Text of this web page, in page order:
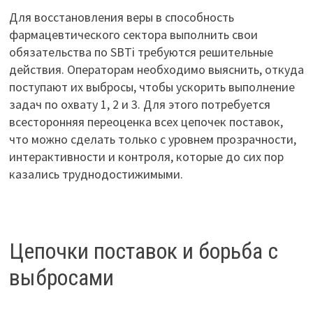
Для восстановления веры в способность
фармацевтического сектора выполнить свои
обязательства по SBTi требуются решительные
действия. Операторам необходимо выяснить, откуда
поступают их выбросы, чтобы ускорить выполнение
задач по охвату 1, 2 и 3. Для этого потребуется
всесторонняя переоценка всех цепочек поставок,
что можно сделать только с уровнем прозрачности,
интерактивности и контроля, которые до сих пор
казались труднодостижимыми.
Цепочки поставок и борьба с
выбросами